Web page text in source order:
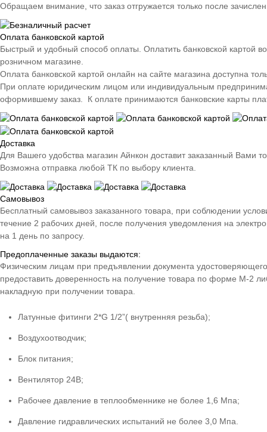
Обращаем внимание, что заказ отгружается только после
Оплата банковской картой
Быстрый и удобный способ оплаты. Оплатить банковской картой
розничном магазине.
Оплата банковской картой онлайн на сайте магазина доступна
При оплате юридическим лицом или индивидуальным
оформившему заказ. К оплате принимаются банковские карты
Доставка
Для Вашего удобства магазин Айнкон доставит заказанный
Возможна отправка любой ТК по выбору клиента.
Самовывоз
Бесплатный самовывоз заказанного товара, при соблюдении
течение 2 рабочих дней, после получения уведомления на
на 1 день по запросу.
Предоплаченные заказы выдаются:
Физическим лицам при предъявлении документа
предоставить доверенность на получение товара по форме М-2
накладную при получении товара.
Латунные фитинги 2*G 1/2”( внутренняя резьба);
Воздухоотводчик;
Блок питания;
Вентилятор 24В;
Рабочее давление в теплообменнике не более 1,6 Мпа;
Давление гидравлических испытаний не более 3,0 Мпа.